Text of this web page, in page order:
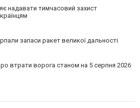
надавати тимчасовий захист
запаси ракет великої дальності
втрати ворога станом на 5 серпня 2026